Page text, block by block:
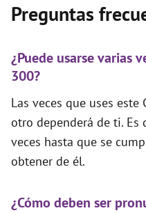
Preguntas
¿Puede usarse varias
300?
Las veces que uses
otro dependerá de ti. Es
veces hasta que se
obtener de él.
¿Cómo deben ser